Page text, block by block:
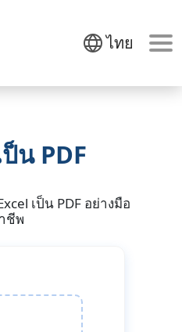
ไทย
น PDF
เป็น PDF อย่างมือ
ชีพ